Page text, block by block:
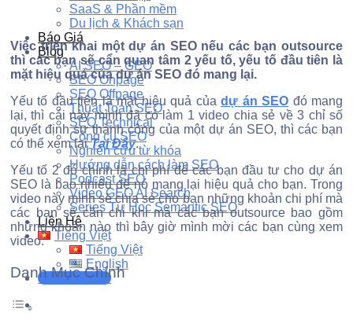
SaaS & Phần mềm
Du lịch & Khách sạn
Báo Giá
Blog
AI SEO – GEO
SEO Onpage
SEO Offpage
Thuật Toán SEO
SEO Technical
Công cụ SEO
Nghiên cứu từ khóa
Hướng dẫn cách làm SEO
Podcast SEO
Video GEO AI Search
Series Tự Học Semantic SEO
Liên Hệ
Tiếng Việt
Tiếng Việt
English
Support Now
Việc triển khai một dự án SEO nếu các bạn outsource
thì các bạn sẽ cẩn quan tâm 2 yếu tố, yếu tố đầu tiên là
mặt hiệu quả của dự án SEO đó mang lại.
Yếu tố đầu tiên là mặt hiệu quả củadự án SEO đó mang
lại, thì cái này mình đã có làm 1 video chia sẻ về 3 chỉ số
quyết định sự thành công của một dự án SEO, thì các bạn
có thể xem lạiTại Đây.
Yếu tố 2 đó chính là chi phí để các bạn đầu tư cho dự án
SEO là bao nhiêu để nó mang lại hiệu quả cho bạn. Trong
video này mình sẽ chia sẻ cho bạn những khoản chi phí mà
các bạn sẽ cần chi khi mà các bạn outsource bao gồm
những khoản nào thì bây giờ mình mời các bạn cùng xem
video.
Danh Mục Chính